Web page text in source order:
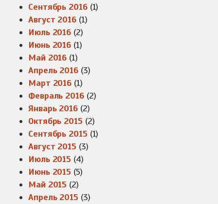
Сентябрь 2016(1)
Август 2016(1)
Июль 2016 (2)
Июнь 2016 (1)
Май 2016 (1)
Апрель 2016(3)
Март 2016 (1)
Февраль 2016(2)
Январь 2016(2)
Октябрь 2015 (2)
Сентябрь 2015 (1)
Август 2015 (3)
Июль 2015 (4)
Июнь 2015 (5)
Май 2015 (2)
Апрель 2015 (3)